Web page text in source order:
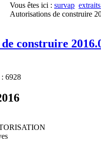
Vous êtes ici : survap
Autorisations de construire
construire
: 6928